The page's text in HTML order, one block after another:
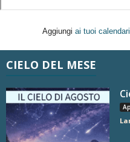
Aggiungi ai tuoi calendari
CIELO DEL MESE